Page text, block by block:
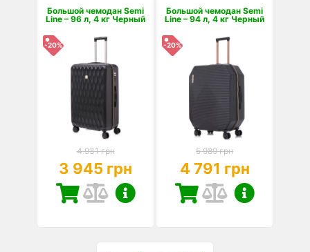
Большой чемодан Semi
Line – 96 л, 4 кг Черный
-20%
4 931 грн
3 945 грн
Большой чемодан Semi
Line – 94 л, 4 кг Черный
-20%
5 989 грн
4 791 грн